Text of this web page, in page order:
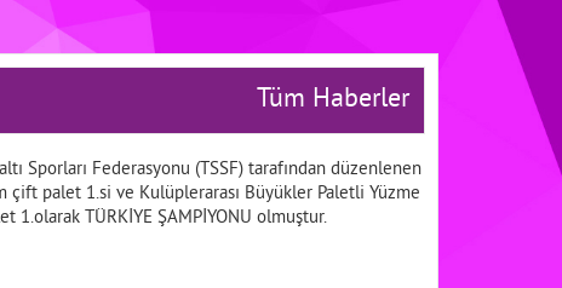
Tüm Haberler
Sporları Federasyonu (TSSF) tarafından düzenlenen
çift palet 1.si ve Kulüplerarası Büyükler Paletli Yüzme
1.olarak TÜRKİYE ŞAMPİYONU olmuştur.